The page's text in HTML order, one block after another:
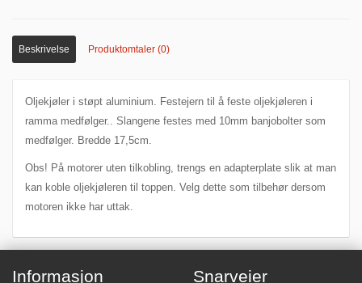
Beskrivelse Produktomtaler (0)
Oljekjøler i støpt aluminium. Festejern til å feste oljekjøleren i
ramma medfølger.. Slangene festes med 10mm banjobolter som
medfølger. Bredde 17,5cm.
Obs! På motorer uten tilkobling, trengs en adapterplate slik at man
kan koble oljekjøleren til toppen. Velg dette som tilbehør dersom
motoren ikke har uttak.
Informasjon Snarveier